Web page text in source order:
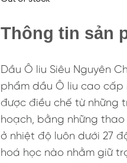
Thông tin sản
Dầu Ô liu Siêu Nguyên
phẩm dầu Ô liu cao cấp
được điều chế từ những
hoạch, bằng những
ở nhiệt độ luôn dưới 27
hoá học nào nhằm giữ